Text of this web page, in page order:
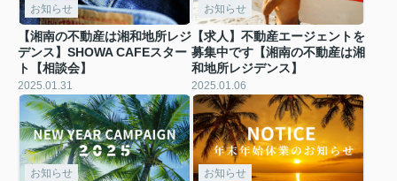
お知らせ
【湘南の不動産は湘和地所レジ
デンス】SHOWA CAFEスター
ト【相談会】
2025.01.31
お知らせ
【求人】不動産エージェントを
募集中です【湘南の不動産は湘
和地所レジデンス】
2025.01.06
お知らせ お知らせ